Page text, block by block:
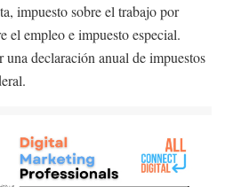
impuesto sobre el trabajo por
el empleo e impuesto especial.
una declaración anual de impuestos